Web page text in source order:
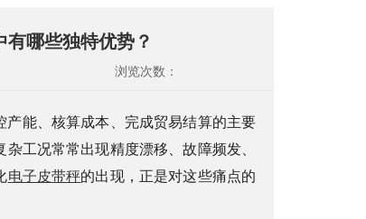
哪些独特优势？
浏览次数：
能、核算成本、完成贸易结算的主要
工况常常出现精度漂移、故障频发、
电子皮带秤的出现，正是对这些痛点的